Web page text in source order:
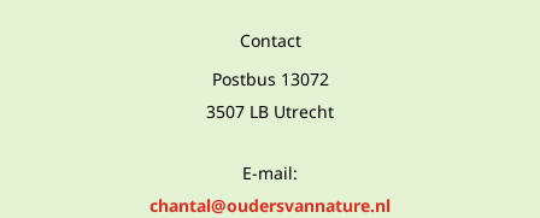
Contact
Postbus 13072
3507 LB Utrecht
E-mail:
chantal@oudersvannature.nl